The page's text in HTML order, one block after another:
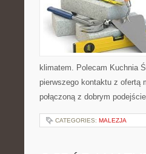
klimatem. Polecam Kuchnia
pierwszego kontaktu z ofertą
połączoną z dobrym
CATEGORIES: MALEZJA